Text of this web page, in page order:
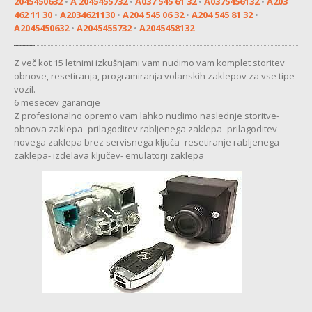
MENJALNIK
MULTIMEDIJA
KOMFORTNAELEKTRONIKA
SERVOVOLAN
CHEVROLET
CITROEN
ABS
MULTIMEDIJA
462 11 30 • A2034621130 • A204 545 06 32• A204 545 81 32•
A2045450632• A2045455732• A2045458132
Z več kot 15 letnimi izkušnjami vam nudimo vam komplet storitev
obnove, resetiranja, programiranja volanskih zaklepov za vse tipe
vozil.
6 mesecev garancije
Z profesionalno opremo vam lahko nudimo naslednje storitve-
obnova zaklepa- prilagoditev rabljenega zaklepa- prilagoditev
novega zaklepa brez servisnega ključa- resetiranje rabljenega
zaklepa- izdelava ključev- emulatorji zaklepa